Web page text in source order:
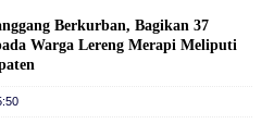
Berkurban, Bagikan 37
Warga Lereng Merapi Meliputi